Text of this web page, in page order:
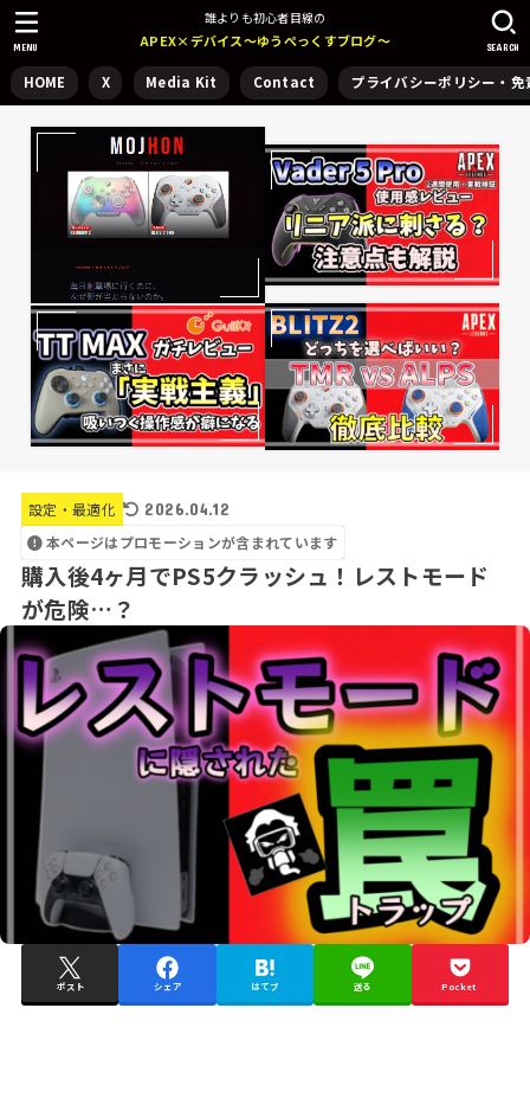
誰よりも初心者目線の
APEX×デバイス～ゆうぺっくすブログ～
HOME X Media Kit Contact プライバシーポリシー・免
SEARCH
MENU
設定・最適化
2026.04.12
本ページはプロモーションが含まれています
購入後4ヶ月でPS5クラッシュ！レストモード
が危険…？
ポスト シェア はてブ 送る Pocket